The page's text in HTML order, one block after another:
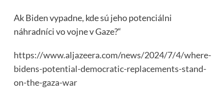
Ak Biden vypadne, kde sú jeho potenciálni
náhradníci vo vojne v Gaze?“
https://www.aljazeera.com/news/2024/7/4/where-
bidens-potential-democratic-replacements-stand-
on-the-gaza-war